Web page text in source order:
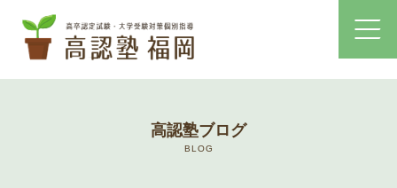
高認塾ブログ
BLOG